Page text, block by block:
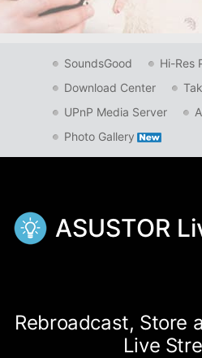
SoundsGood Hi-Res
Download Center
UPnP Media Server
Photo Gallery
ASUSTOR
Rebroadcast, Store
Live